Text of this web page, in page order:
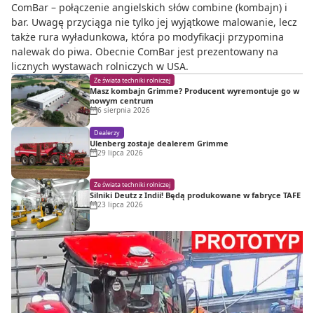
ComBar – połączenie angielskich słów combine (kombajn) i
bar. Uwagę przyciąga nie tylko jej wyjątkowe malowanie, lecz
także rura wyładunkowa, która po modyfikacji przypomina
nalewak do piwa. Obecnie ComBar jest prezentowany na
licznych wystawach rolniczych w USA.
Ze świata techniki rolniczej
Masz kombajn Grimme? Producent wyremontuje go w
nowym centrum
6 sierpnia 2026
Dealerzy
Ulenberg zostaje dealerem Grimme
29 lipca 2026
Ze świata techniki rolniczej
Silniki Deutz z Indii! Będą produkowane w fabryce TAFE
23 lipca 2026